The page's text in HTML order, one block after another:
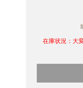
在庫状況：大